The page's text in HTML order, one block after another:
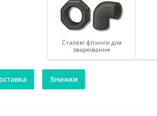
Сталеві фітинги для
зварювання
Знижки